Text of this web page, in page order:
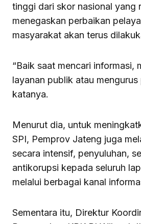
tinggi dari skor nasional yang
menegaskan perbaikan
masyarakat akan terus
“Baik saat mencari informasi,
layanan publik atau mengurus
katanya.
Menurut dia, untuk
SPI, Pemprov Jateng juga
secara intensif, penyuluhan,
antikorupsi kepada seluruh
melalui berbagai kanal
Sementara itu, Direktur